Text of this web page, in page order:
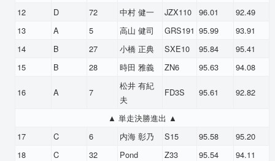
12
D 72 中村 健一 JZX110 96.01
92.49
13
A 5 高山 健司 GRS191 95.99
93.91
14
B 27 小橋 正典 SXE10 95.84
95.41
15
B 28 時田 雅義 ZN6 95.63 94.08
16 A 7
松井 有紀
夫
FD3S 95.61 92.82
▲ 単走決勝進出 ▲
17
C 6 内海 彰乃 S15 95.58
95.20
18
C 32 Pond Z33 95.54
94.11